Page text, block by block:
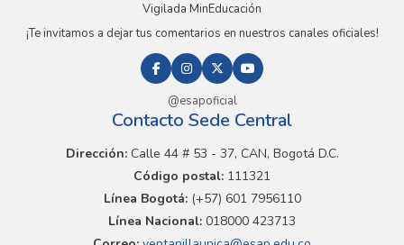
Vigilada MinEducación
¡Te invitamos a dejar tus comentarios en nuestros canales oficiales!
@esapoficial
Contacto Sede Central
Dirección:Calle 44 # 53 - 37, CAN, Bogotá D.C.
Código postal: 111321
Línea Bogotá:(+57) 601 7956110
Línea Nacional: 018000 423713